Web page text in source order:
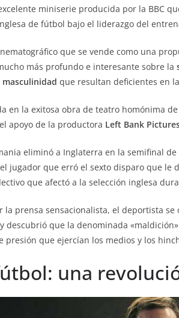
miniserie producida por la BBC
de fútbol bajo el liderazgo del
que se vende como una
más profundo e interesante sobre la
masculinidad que resultan deficientes en
en la exitosa obra de teatro homónima de
apoyo de la productora Left Bank
eliminó a Inglaterra en la semifinal de
jugador que erró el sexto disparo que le
que afectó a la selección inglesa
la prensa sensacionalista, el deportista
descubrió que la denominada
presión que ejercían los medios y los
una